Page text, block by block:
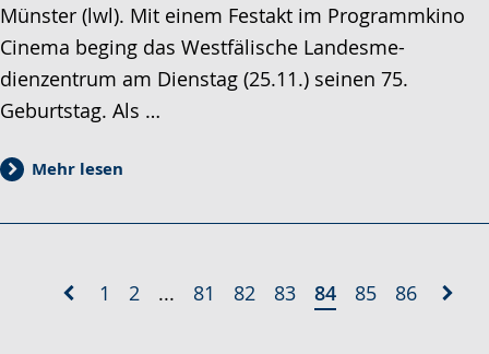
Münster (lwl). Mit einem Festakt im Programmkino
Cinema beging das Westfälische Landesme-
dienzentrum am Dienstag (25.11.) seinen 75.
Geburtstag. Als …
Mehr lesen
1 2 ... 81 82 83 84 85 86